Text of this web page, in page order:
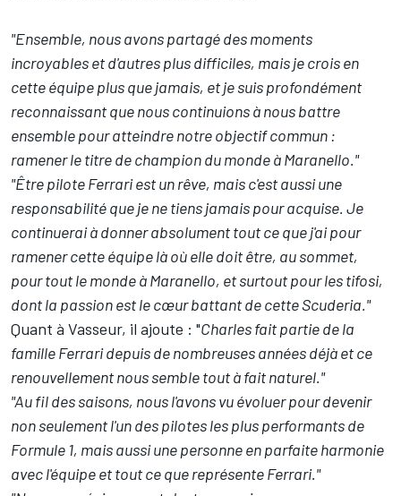
"Ensemble, nous avons partagé des moments
incroyables et d'autres plus difficiles, mais je crois en
cette équipe plus que jamais, et je suis profondément
reconnaissant que nous continuions à nous battre
ensemble pour atteindre notre objectif commun :
ramener le titre de champion du monde à Maranello."
"Être pilote Ferrari est un rêve, mais c'est aussi une
responsabilité que je ne tiens jamais pour acquise. Je
continuerai à donner absolument tout ce que j'ai pour
ramener cette équipe là où elle doit être, au sommet,
pour tout le monde à Maranello, et surtout pour les tifosi,
dont la passion est le cœur battant de cette Scuderia."
Quant à Vasseur, il ajoute : "Charles fait partie de la
famille Ferrari depuis de nombreuses années déjà et ce
renouvellement nous semble tout à fait naturel."
"Au fil des saisons, nous l'avons vu évoluer pour devenir
non seulement l'un des pilotes les plus performants de
Formule 1, mais aussi une personne en parfaite harmonie
avec l'équipe et tout ce que représente Ferrari."